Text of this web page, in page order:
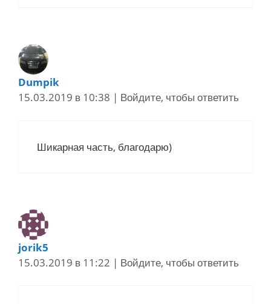
Dumpik
15.03.2019 в 10:38 | Войдите, чтобы ответить
Шикарная часть, благодарю)
jorik5
15.03.2019 в 11:22 | Войдите, чтобы ответить